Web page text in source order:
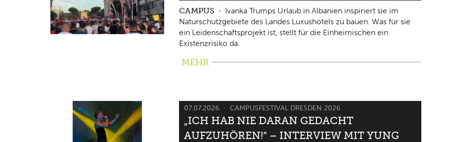
CAMPUS
Ivanka Trumps Urlaub in Albanien inspiriert sie im
Naturschutzgebiete des Landes Luxushotels zu bauen. Was für sie
ein Leidenschaftsprojekt ist, stellt für die Einheimischen ein
Existenzrisiko da.
MEHR
07.07.2026 CAMPUSFESTIVAL DRESDEN 2026
„ICH HAB NIE DARAN GEDACHT
AUFZUHÖREN!“ – INTERVIEW MIT YUNG